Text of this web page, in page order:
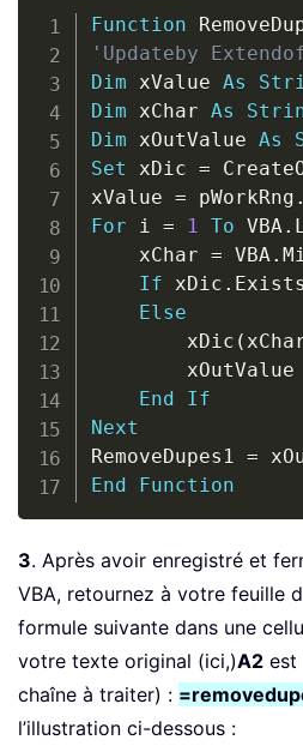
Function
'Updateby
Dim xValue As
Dim xChar As
Dim xOutValue As
Set xDic =
xValue = pWorkRng .
For i = 1 To VBA.
    xChar
= VBA.
If xDic . Exists
Else
        xDic
(
        xOutValue
End
If
Next
RemoveDupes1 =
End
Function
3. Après avoir enregistré et
VBA, retournez à votre feuille
formule suivante dans une
votre texte original (ici,)A2 est
chaîne à traiter) :
l’illustration ci-dessous :